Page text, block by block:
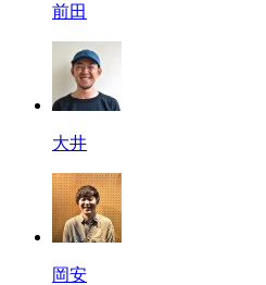
前田
大井
岡安